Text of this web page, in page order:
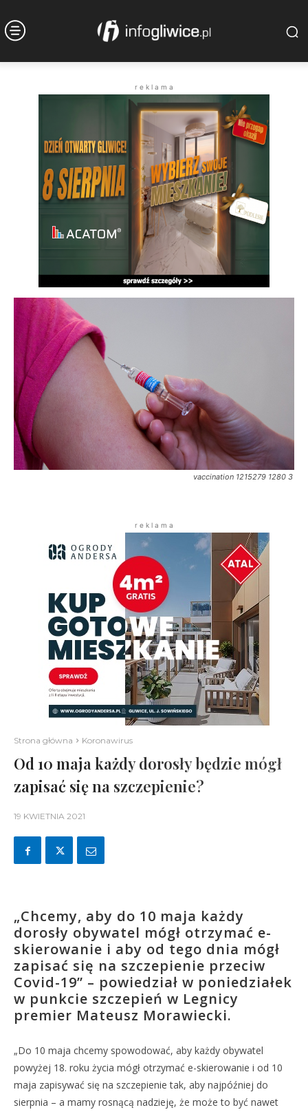
r e k l a m a
vaccination 1215279 1280 3
r e k l a m a
Strona główna Koronawirus
Od 10 maja każdy dorosły będzie mógł
zapisać się na szczepienie?
19 KWIETNIA 2021
„Chcemy, aby do 10 maja każdy
dorosły obywatel mógł otrzymać e-
skierowanie i aby od tego dnia mógł
zapisać się na szczepienie przeciw
Covid-19” – powiedział w poniedziałek
w punkcie szczepień w Legnicy
premier Mateusz Morawiecki.
„Do 10 maja chcemy spowodować, aby każdy obywatel
powyżej 18. roku życia mógł otrzymać e-skierowanie i od 10
maja zapisywać się na szczepienie tak, aby najpóźniej do
sierpnia – a mamy rosnącą nadzieję, że może to być nawet